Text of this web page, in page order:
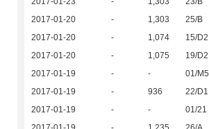
2017-01-20
- 1,303 25/B
2017-01-20
- 1,074 15/D2
2017-01-20
- 1,075 19/D2
2017-01-19
- - 01/M5
2017-01-19
- 936 22/D1
2017-01-19
- - 01/21